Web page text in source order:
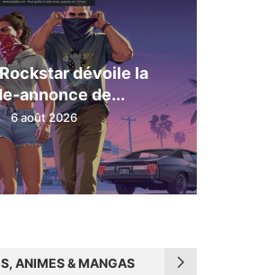
Rockstar dévoile la
annonce de...
6 août 2026
ANIMES & MANGAS